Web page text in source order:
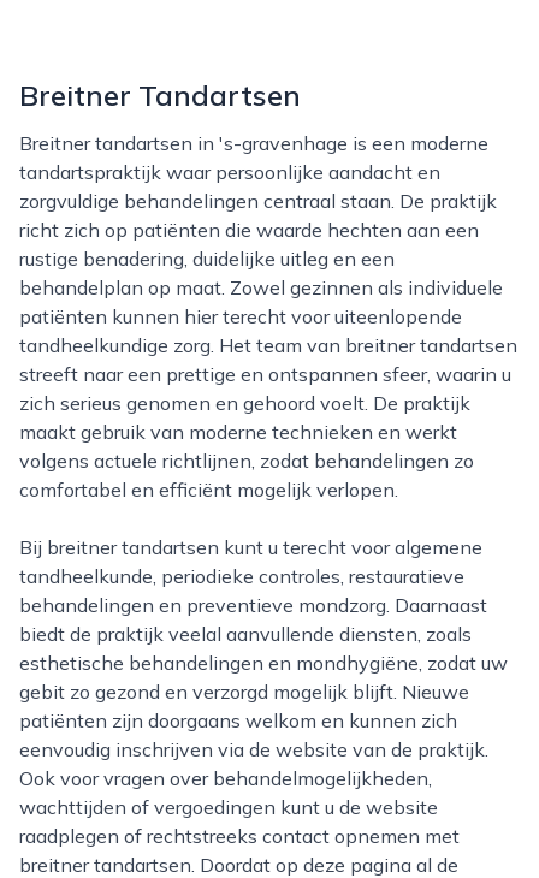
Breitner Tandartsen
Breitner tandartsen in 's-gravenhage is een moderne
tandartspraktijk waar persoonlijke aandacht en
zorgvuldige behandelingen centraal staan. De praktijk
richt zich op patiënten die waarde hechten aan een
rustige benadering, duidelijke uitleg en een
behandelplan op maat. Zowel gezinnen als individuele
patiënten kunnen hier terecht voor uiteenlopende
tandheelkundige zorg. Het team van breitner tandartsen
streeft naar een prettige en ontspannen sfeer, waarin u
zich serieus genomen en gehoord voelt. De praktijk
maakt gebruik van moderne technieken en werkt
volgens actuele richtlijnen, zodat behandelingen zo
comfortabel en efficiënt mogelijk verlopen.
Bij breitner tandartsen kunt u terecht voor algemene
tandheelkunde, periodieke controles, restauratieve
behandelingen en preventieve mondzorg. Daarnaast
biedt de praktijk veelal aanvullende diensten, zoals
esthetische behandelingen en mondhygiëne, zodat uw
gebit zo gezond en verzorgd mogelijk blijft. Nieuwe
patiënten zijn doorgaans welkom en kunnen zich
eenvoudig inschrijven via de website van de praktijk.
Ook voor vragen over behandelmogelijkheden,
wachttijden of vergoedingen kunt u de website
raadplegen of rechtstreeks contact opnemen met
breitner tandartsen. Doordat op deze pagina al de